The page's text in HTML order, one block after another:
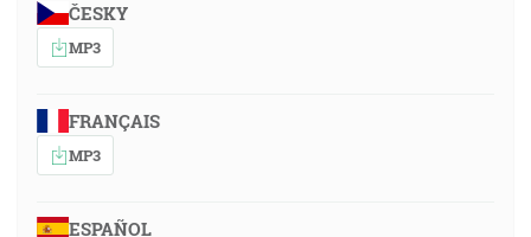
ČESKY
MP3
FRANÇAIS
MP3
ESPAÑOL